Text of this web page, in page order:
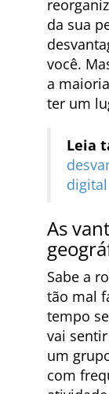
da sua
você.
a
ter um
Leia
digital
As
Sabe a
tão mal
tempo
vai
um
com